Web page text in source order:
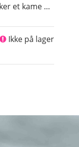
et kame …
Ikke på lager